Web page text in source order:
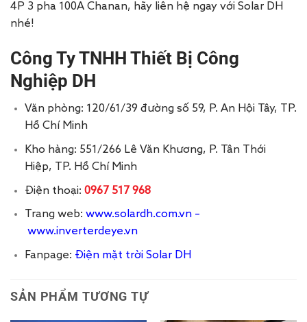
4P 3 pha 100A Chanan, hãy liên hệ ngay với Solar DH
nhé!
Công Ty TNHH Thiết Bị Công
Nghiệp DH
Văn phòng: 120/61/39 đường số 59, P. An Hội Tây, TP.
Hồ Chí Minh
Kho hàng: 551/266 Lê Văn Khương, P. Tân Thới
Hiệp, TP. Hồ Chí Minh
Điện thoại: 0967 517 968
Trang web: www.solardh.com.vn–
www.inverterdeye.vn
Fanpage: Điện mặt trời Solar DH
SẢN PHẨM TƯƠNG TỰ